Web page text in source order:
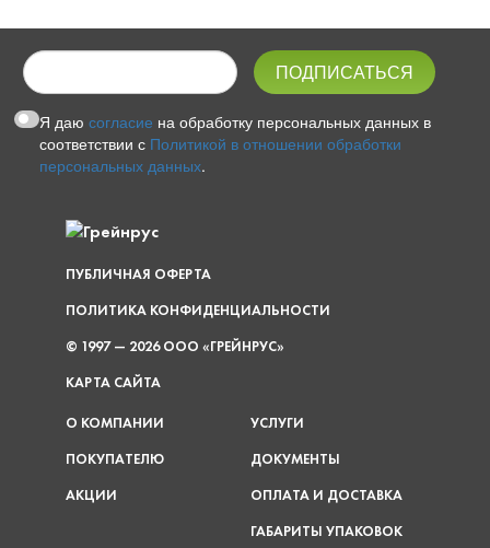
Я даюсогласие на обработку персональных данных в
соответствии с Политикой в отношении обработки
персональных данных.
ПУБЛИЧНАЯ ОФЕРТА
ПОЛИТИКА КОНФИДЕНЦИАЛЬНОСТИ
© 1997 — 2026 ООО «ГРЕЙНРУС»
КАРТА САЙТА
О КОМПАНИИ
ПОКУПАТЕЛЮ
АКЦИИ
УСЛУГИ
ДОКУМЕНТЫ
ОПЛАТА И ДОСТАВКА
ГАБАРИТЫ УПАКОВОК